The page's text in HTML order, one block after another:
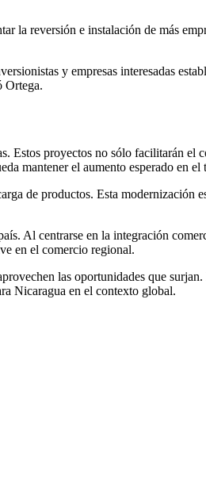
la reversión e instalación de más
y empresas interesadas
Ortega.
Estos proyectos no sólo facilitarán el
mantener el aumento esperado en el
de productos. Esta modernización
Al centrarse en la integración
en el comercio regional.
las oportunidades que surjan.
Nicaragua en el contexto global.